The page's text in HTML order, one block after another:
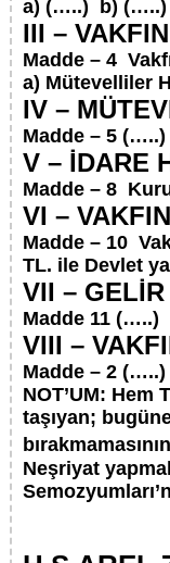
a) (…..) b)
III –
Madde – 4
a) Mütevelliler
IV –
Madde – 5
V – İDARE
Madde – 8
VI –
Madde – 10
TL. ile Devlet
VII –
Madde 11 (…..)
VIII –
Madde – 2 (…..)
NOT’UM:
taşıyan;
Neşriyat